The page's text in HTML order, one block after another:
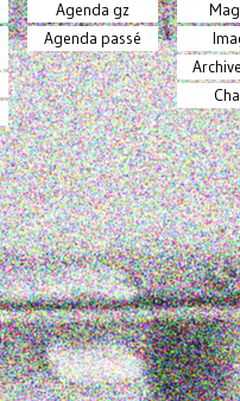
Agenda gz
Agenda passé